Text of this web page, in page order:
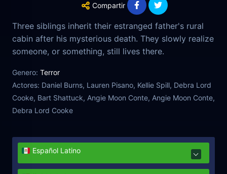
Compartir
Three siblings inherit their estranged father's rural
cabin after his mysterious death. They slowly realize
someone, or something, still lives there.
Genero: Terror
Actores: Daniel Burns, Lauren Pisano, Kellie Spill, Debra Lord
Cooke, Bart Shattuck, Angie Moon Conte, Angie Moon Conte,
Debra Lord Cooke
Español Latino